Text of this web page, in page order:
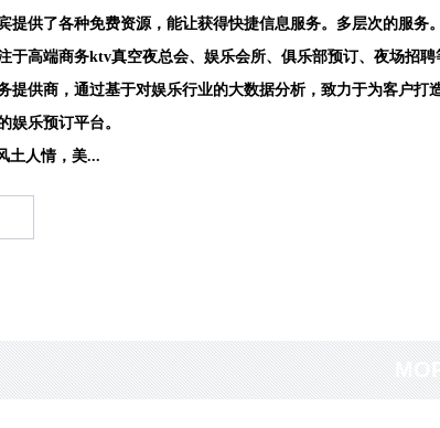
提供了各种免费资源，能让获得快捷信息服务。多层次的服务。
于高端商务ktv真空夜总会、娱乐会所、俱乐部预订、夜场招聘
提供商，通过基于对娱乐行业的大数据分析，致力于为客户打
娱乐预订平台。
土人情，美...